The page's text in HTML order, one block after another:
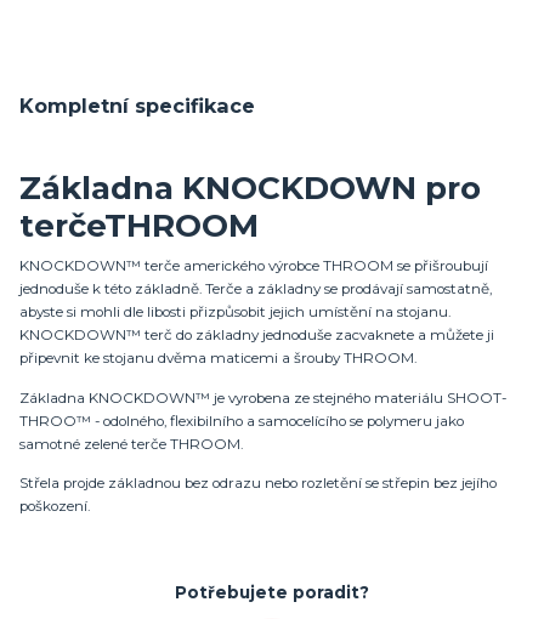
Kompletní specifikace
Základna KNOCKDOWN pro
terčeTHROOM
KNOCKDOWN™ terče amerického výrobce THROOM se přišroubují
jednoduše k této základně. Terče a základny se prodávají samostatně,
abyste si mohli dle libosti přizpůsobit jejich umístění na stojanu.
KNOCKDOWN™ terč do základny jednoduše zacvaknete a můžete ji
připevnit ke stojanu dvěma maticemi a šrouby THROOM.
Základna KNOCKDOWN™ je vyrobena ze stejného materiálu SHOOT-
THROO™ - odolného, ​​flexibilního a samocelícího se polymeru jako
samotné zelené terče THROOM.
Střela projde základnou bez odrazu nebo rozletění se střepin bez jejího
poškození.
Potřebujete poradit?